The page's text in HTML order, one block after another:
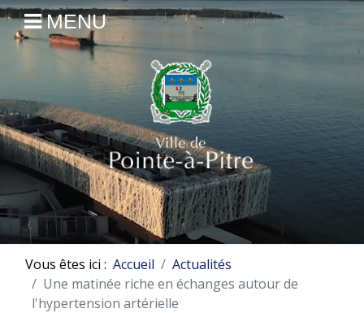
MENU
Vous êtes ici : Accueil
Actualités
Une matinée riche en échanges autour de
l'hypertension artérielle